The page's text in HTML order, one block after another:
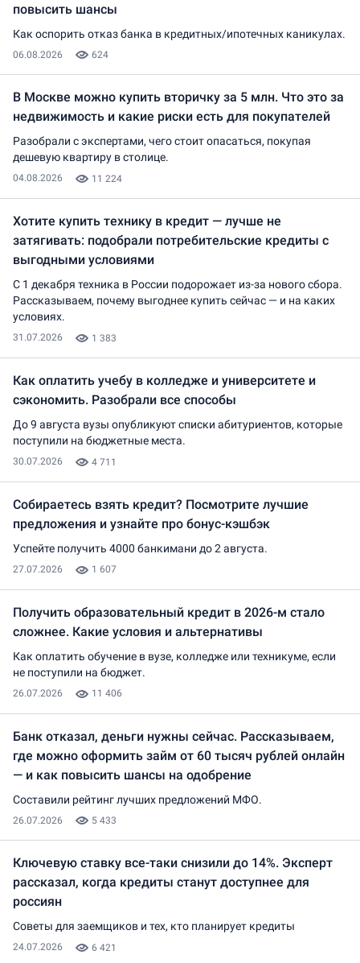
повысить шансы
Как оспорить отказ банка в кредитных/ипотечных каникулах.
06.08.2026 624
В Москве можно купить вторичку за 5 млн. Что это за
недвижимость и какие риски есть для покупателей
Разобрали с экспертами, чего стоит опасаться, покупая
дешевую квартиру в столице.
04.08.2026 11 224
Хотите купить технику в кредит — лучше не
затягивать: подобрали потребительские кредиты с
выгодными условиями
С 1 декабря техника в России подорожает из-за нового сбора.
Рассказываем, почему выгоднее купить сейчас — и на каких
условиях.
31.07.2026 1 383
Как оплатить учебу в колледже и университете и
сэкономить. Разобрали все способы
До 9 августа вузы опубликуют списки абитуриентов, которые
поступили на бюджетные места.
30.07.2026 4 711
Собираетесь взять кредит? Посмотрите лучшие
предложения и узнайте про бонус-кэшбэк
Успейте получить 4000 банкимани до 2 августа.
27.07.2026 1 607
Получить образовательный кредит в 2026-м стало
сложнее. Какие условия и альтернативы
Как оплатить обучение в вузе, колледже или техникуме, если
не поступили на бюджет.
26.07.2026 11 406
Банк отказал, деньги нужны сейчас. Рассказываем,
где можно оформить займ от 60 тысяч рублей онлайн
— и как повысить шансы на одобрение
Составили рейтинг лучших предложений МФО.
26.07.2026 5 433
Ключевую ставку все-таки снизили до 14%. Эксперт
рассказал, когда кредиты станут доступнее для
россиян
Советы для заемщиков и тех, кто планирует кредиты
24.07.2026 6 421